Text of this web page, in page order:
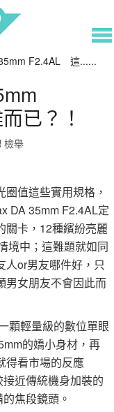
F2.4AL 這......
已？！
檢舉
值這些實用規格，
DA 35mm F2.4AL定
關卡，12種繽紛亮麗
境中；這難題就如同
人or男友哪件好，只
男女朋友不會因此而
顆輕量級的數位單眼
的嬌小身材，再
得看市場的反應
近傳統機身加裝的
焦段鏡頭。